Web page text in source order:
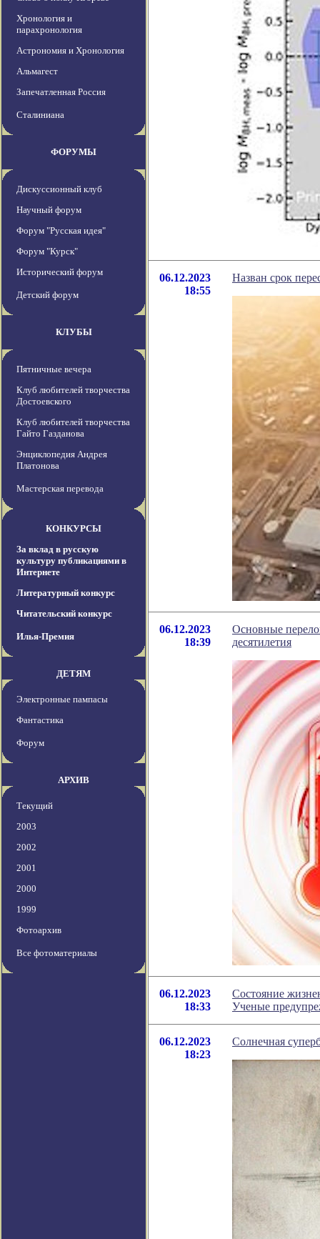
Хронология и
парахронология
Астрономия и Хронология
Альмагест
Запечатленная Россия
Сталиниана
ФОРУМЫ
Дискуссионный клуб
Научный форум
Форум "Русская идея"
Форум "Курск"
Исторический форум
Детский форум
КЛУБЫ
Пятничные вечера
Клуб любителей творчества
Достоевского
Клуб любителей творчества
Гайто Газданова
Энциклопедия Андрея
Платонова
Мастерская перевода
КОНКУРСЫ
За вклад в русскую
культуру публикациями в
Интернете
Литературный конкурс
Читательский конкурс
Илья-Премия
ДЕТЯМ
Электронные пампасы
Фантастика
Форум
АРХИВ
Текущий
2003
2002
2001
2000
1999
Фотоархив
Все фотоматериалы
06.12.2023
18:55
Назван срок
06.12.2023
18:39
Основные
десятилетия
06.12.2023
18:33
Состояние
Ученые
06.12.2023
18:23
Солнечная